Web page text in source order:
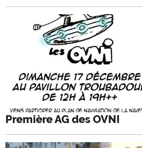
Première AG des OVNI